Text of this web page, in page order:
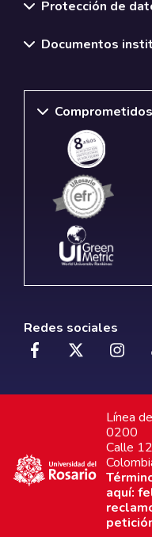
Protección de
Documentos
Redes sociales
Línea
0200
Calle
aquí: